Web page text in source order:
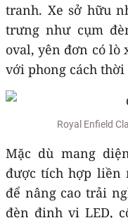
tranh. Xe sở hữu
trưng như cụm
oval, yên đơn có lò
với phong cách thời
Royal Enfield
Mặc dù mang
được tích hợp liền
để nâng cao trải
đèn định vị LED,